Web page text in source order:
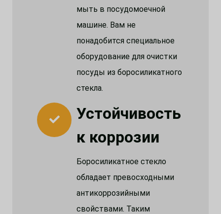
мыть в посудомоечной
машине. Вам не
понадобится специальное
оборудование для очистки
посуды из боросиликатного
стекла.
Устойчивость
к коррозии
Боросиликатное стекло
обладает превосходными
антикоррозийными
свойствами. Таким